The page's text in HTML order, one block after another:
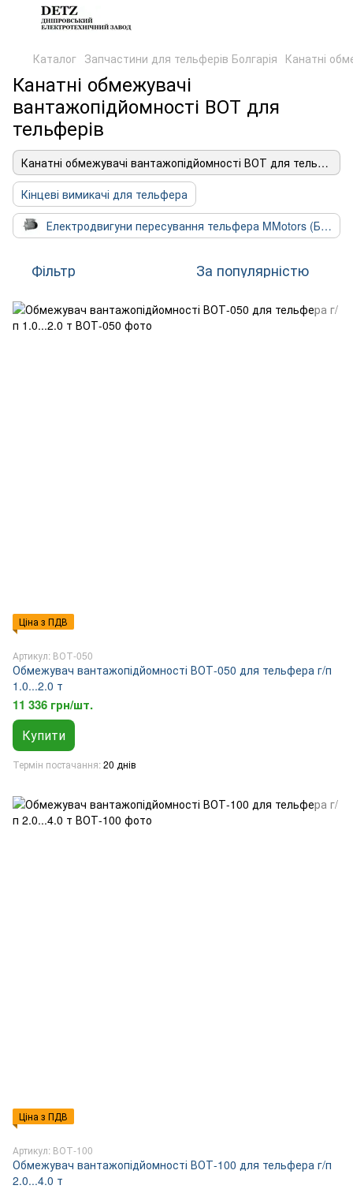
Каталог Запчастини для тельферів Болгарія Канатні
Канатні обмежувачі
вантажопідйомності ВОТ для
тельферів
Канатні обмежувачі вантажопідйомності ВОТ для тельферів
Кінцеві вимикачі для тельфера
Електродвигуни пересування тельфера MMotors (Болгарія)
Фільтр За популярністю
Ціна з ПДВ
Артикул: ВОТ-050
Обмежувач вантажопідйомності ВОТ-050 для тельфера г/п
1.0...2.0 т
11 336 грн/шт.
Купити
Термін постачання 20 днів
Ціна з ПДВ
Артикул: ВОТ-100
Обмежувач вантажопідйомності ВОТ-100 для тельфера г/п
2.0...4.0 т